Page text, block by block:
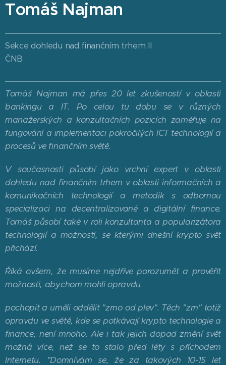
Tomáš Najman
Sekce dohledu nad finančním trhem II
ČNB
Tomáš Najman má přes 20 let zkušeností v oblasti
bankingu a IT. Po celou tu dobu se v různých
manažerských a konzultačních pozicích zaměřuje na
fungování a implementaci pokročilých ICT technologií a
procesů ve finančním světě.
V současnosti působí jako vrchní expert v oblasti
dohledu nad finančním trhem v oblasti informačních a
komunikačních technologií a metodik s odbornou
specializaci na decentralizované a digitální finance.
Tomáš působí také v roli konzultanta a popularizátora
technologií a možností, se kterými dnešní krypto svět
přichází.
Říká ovšem, že musíme nejdříve porozumět a prověřit
možnosti, abychom mohli opravdu
pochopit a uměli oddělit "zrno od plev". Těch "zrn" totiž
opravdu ve světě, kde se potkávají krypto technologie a
finance, není mnoho. Ale i tak jejich dopad změní svět
možná více, než se to stalo před léty s příchodem
Internetu. "Domnívám se, že za takových 10-15 let